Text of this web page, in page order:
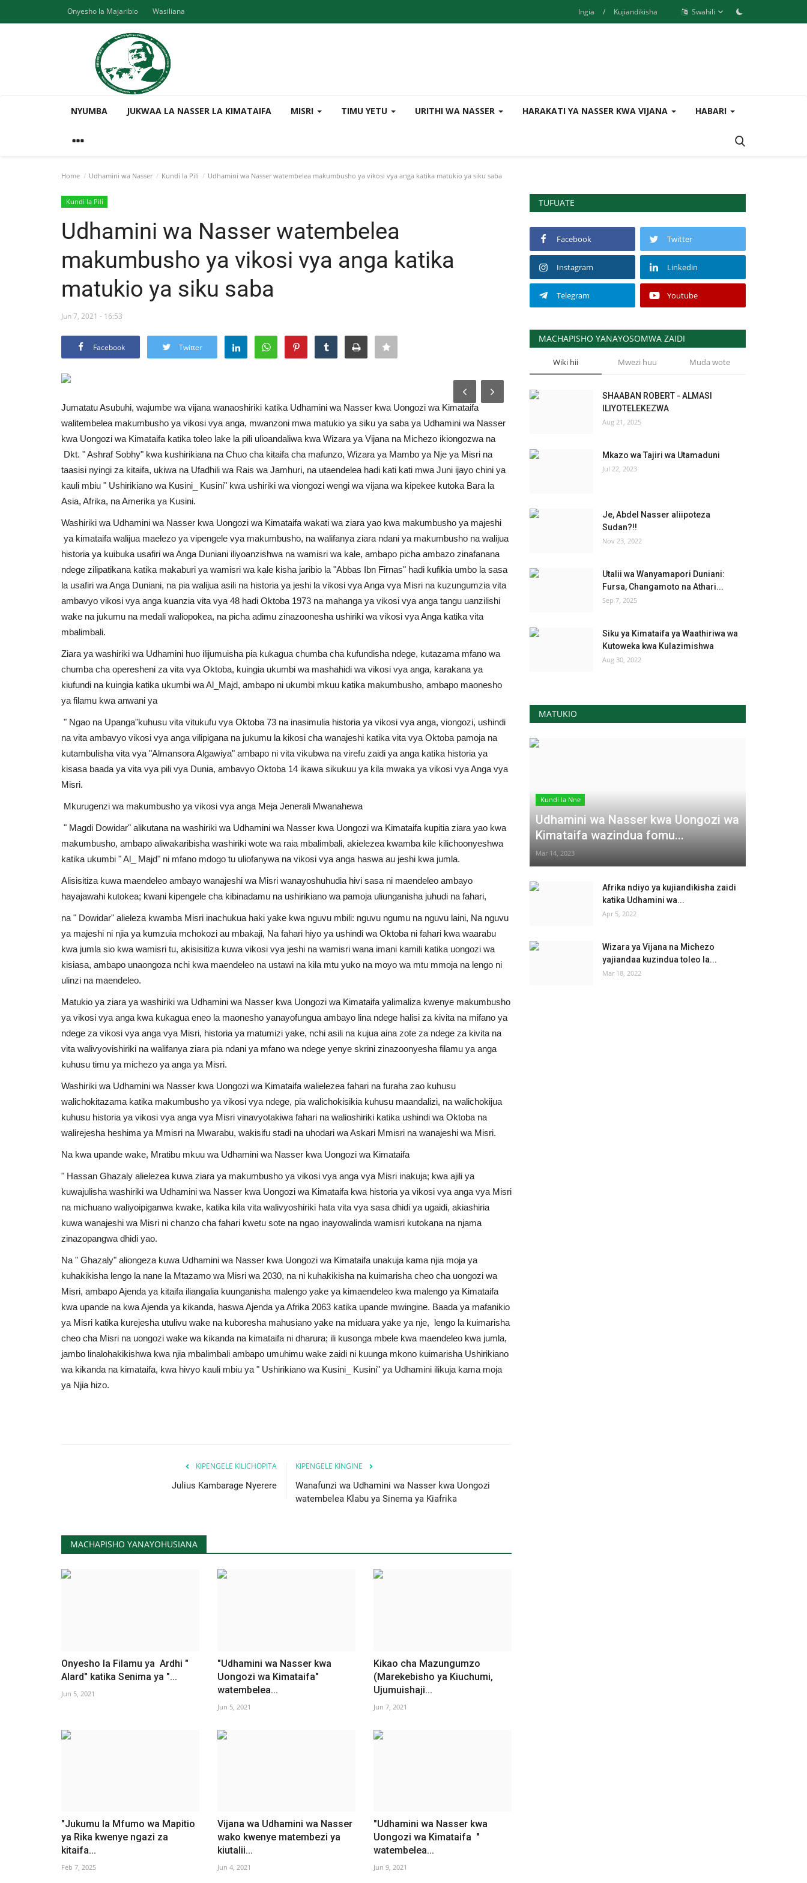
Onyesho la Majaribio Wasiliana Ingia / Kujiandikisha Swahili
NYUMBA JUKWAA LA NASSER LA KIMATAIFA MISRI TIMU YETU URITHI WA NASSER HARAKATI YA NASSER KWA VIJANA HABARI
Home Udhamini wa Nasser Kundi la Pili Udhamini wa Nasser watembelea makumbusho ya vikosi vya anga katika matukio ya siku saba
Kundi la Pili
Udhamini wa Nasser watembelea
makumbusho ya vikosi vya anga katika
matukio ya siku saba
Jun 7, 2021 - 16:53
Facebook Twitter
Jumatatu Asubuhi, wajumbe wa vijana wanaoshiriki katika Udhamini wa Nasser kwa Uongozi wa Kimataifa
walitembelea makumbusho ya vikosi vya anga, mwanzoni mwa matukio ya siku ya saba ya Udhamini wa Nasser
kwa Uongozi wa Kimataifa katika toleo lake la pili ulioandaliwa kwa Wizara ya Vijana na Michezo ikiongozwa na
Dkt. " Ashraf Sobhy" kwa kushirikiana na Chuo cha kitaifa cha mafunzo, Wizara ya Mambo ya Nje ya Misri na
taasisi nyingi za kitaifa, ukiwa na Ufadhili wa Rais wa Jamhuri, na utaendelea hadi kati kati mwa Juni ijayo chini ya
kauli mbiu " Ushirikiano wa Kusini_ Kusini" kwa ushiriki wa viongozi wengi wa vijana wa kipekee kutoka Bara la
Asia, Afrika, na Amerika ya Kusini.
Washiriki wa Udhamini wa Nasser kwa Uongozi wa Kimataifa wakati wa ziara yao kwa makumbusho ya majeshi
ya kimataifa walijua maelezo ya vipengele vya makumbusho, na walifanya ziara ndani ya makumbusho na walijua
historia ya kuibuka usafiri wa Anga Duniani iliyoanzishwa na wamisri wa kale, ambapo picha ambazo zinafanana
ndege zilipatikana katika makaburi ya wamisri wa kale kisha jaribio la "Abbas Ibn Firnas" hadi kufikia umbo la sasa
la usafiri wa Anga Duniani, na pia walijua asili na historia ya jeshi la vikosi vya Anga vya Misri na kuzungumzia vita
ambavyo vikosi vya anga kuanzia vita vya 48 hadi Oktoba 1973 na mahanga ya vikosi vya anga tangu uanzilishi
wake na jukumu na medali waliopokea, na picha adimu zinazoonesha ushiriki wa vikosi vya Anga katika vita
mbalimbali.
Ziara ya washiriki wa Udhamini huo ilijumuisha pia kukagua chumba cha kufundisha ndege, kutazama mfano wa
chumba cha operesheni za vita vya Oktoba, kuingia ukumbi wa mashahidi wa vikosi vya anga, karakana ya
kiufundi na kuingia katika ukumbi wa Al_Majd, ambapo ni ukumbi mkuu katika makumbusho, ambapo maonesho
ya filamu kwa anwani ya
" Ngao na Upanga"kuhusu vita vitukufu vya Oktoba 73 na inasimulia historia ya vikosi vya anga, viongozi, ushindi
na vita ambavyo vikosi vya anga vilipigana na jukumu la kikosi cha wanajeshi katika vita vya Oktoba pamoja na
kutambulisha vita vya "Almansora Algawiya" ambapo ni vita vikubwa na virefu zaidi ya anga katika historia ya
kisasa baada ya vita vya pili vya Dunia, ambavyo Oktoba 14 ikawa sikukuu ya kila mwaka ya vikosi vya Anga vya
Misri.
Mkurugenzi wa makumbusho ya vikosi vya anga Meja Jenerali Mwanahewa
" Magdi Dowidar" alikutana na washiriki wa Udhamini wa Nasser kwa Uongozi wa Kimataifa kupitia ziara yao kwa
makumbusho, ambapo aliwakaribisha washiriki wote wa raia mbalimbali, akielezea kwamba kile kilichoonyeshwa
katika ukumbi " Al_ Majd" ni mfano mdogo tu uliofanywa na vikosi vya anga haswa au jeshi kwa jumla.
Alisisitiza kuwa maendeleo ambayo wanajeshi wa Misri wanayoshuhudia hivi sasa ni maendeleo ambayo
hayajawahi kutokea; kwani kipengele cha kibinadamu na ushirikiano wa pamoja uliunganisha juhudi na fahari,
na " Dowidar" alieleza kwamba Misri inachukua haki yake kwa nguvu mbili: nguvu ngumu na nguvu laini, Na nguvu
ya majeshi ni njia ya kumzuia mchokozi au mbakaji, Na fahari hiyo ya ushindi wa Oktoba ni fahari kwa waarabu
kwa jumla sio kwa wamisri tu, akisisitiza kuwa vikosi vya jeshi na wamisri wana imani kamili katika uongozi wa
kisiasa, ambapo unaongoza nchi kwa maendeleo na ustawi na kila mtu yuko na moyo wa mtu mmoja na lengo ni
ulinzi na maendeleo.
Matukio ya ziara ya washiriki wa Udhamini wa Nasser kwa Uongozi wa Kimataifa yalimaliza kwenye makumbusho
ya vikosi vya anga kwa kukagua eneo la maonesho yanayofungua ambayo lina ndege halisi za kivita na mifano ya
ndege za vikosi vya anga vya Misri, historia ya matumizi yake, nchi asili na kujua aina zote za ndege za kivita na
vita walivyovishiriki na walifanya ziara pia ndani ya mfano wa ndege yenye skrini zinazoonyesha filamu ya anga
kuhusu timu ya michezo ya anga ya Misri.
Washiriki wa Udhamini wa Nasser kwa Uongozi wa Kimataifa walielezea fahari na furaha zao kuhusu
walichokitazama katika makumbusho ya vikosi vya ndege, pia walichokisikia kuhusu maandalizi, na walichokijua
kuhusu historia ya vikosi vya anga vya Misri vinavyotakiwa fahari na walioshiriki katika ushindi wa Oktoba na
walirejesha heshima ya Mmisri na Mwarabu, wakisifu stadi na uhodari wa Askari Mmisri na wanajeshi wa Misri.
Na kwa upande wake, Mratibu mkuu wa Udhamini wa Nasser kwa Uongozi wa Kimataifa
" Hassan Ghazaly alielezea kuwa ziara ya makumbusho ya vikosi vya anga vya Misri inakuja; kwa ajili ya
kuwajulisha washiriki wa Udhamini wa Nasser kwa Uongozi wa Kimataifa kwa historia ya vikosi vya anga vya Misri
na michuano waliyoipiganwa kwake, katika kila vita walivyoshiriki hata vita vya sasa dhidi ya ugaidi, akiashiria
kuwa wanajeshi wa Misri ni chanzo cha fahari kwetu sote na ngao inayowalinda wamisri kutokana na njama
zinazopangwa dhidi yao.
Na " Ghazaly" aliongeza kuwa Udhamini wa Nasser kwa Uongozi wa Kimataifa unakuja kama njia moja ya
kuhakikisha lengo la nane la Mtazamo wa Misri wa 2030, na ni kuhakikisha na kuimarisha cheo cha uongozi wa
Misri, ambapo Ajenda ya kitaifa iliangalia kuunganisha malengo yake ya kimaendeleo kwa malengo ya Kimataifa
kwa upande na kwa Ajenda ya kikanda, haswa Ajenda ya Afrika 2063 katika upande mwingine. Baada ya mafanikio
ya Misri katika kurejesha utulivu wake na kuboresha mahusiano yake na miduara yake ya nje, lengo la kuimarisha
cheo cha Misri na uongozi wake wa kikanda na kimataifa ni dharura; ili kusonga mbele kwa maendeleo kwa jumla,
jambo linalohakikishwa kwa njia mbalimbali ambapo umuhimu wake zaidi ni kuunga mkono kuimarisha Ushirikiano
wa kikanda na kimataifa, kwa hivyo kauli mbiu ya " Ushirikiano wa Kusini_ Kusini" ya Udhamini ilikuja kama moja
ya Njia hizo.
KIPENGELE KILICHOPITA
Julius Kambarage Nyerere
KIPENGELE KINGINE
Wanafunzi wa Udhamini wa Nasser kwa Uongozi
watembelea Klabu ya Sinema ya Kiafrika
MACHAPISHO YANAYOHUSIANA
Onyesho la Filamu ya Ardhi "
Alard" katika Senima ya "...
Jun 5, 2021
"Udhamini wa Nasser kwa
Uongozi wa Kimataifa"
watembelea...
Jun 5, 2021
Kikao cha Mazungumzo
(Marekebisho ya Kiuchumi,
Ujumuishaji...
Jun 7, 2021
"Jukumu la Mfumo wa Mapitio
ya Rika kwenye ngazi za
kitaifa...
Feb 7, 2025
Vijana wa Udhamini wa Nasser
wako kwenye matembezi ya
kiutalii...
Jun 4, 2021
"Udhamini wa Nasser kwa
Uongozi wa Kimataifa "
watembelea...
Jun 9, 2021
TUFUATE
Facebook Twitter
Instagram Linkedin
Telegram Youtube
MACHAPISHO YANAYOSOMWA ZAIDI
Wiki hii Mwezi huu Muda wote
SHAABAN ROBERT - ALMASI
ILIYOTELEKEZWA
Aug 21, 2025
Mkazo wa Tajiri wa Utamaduni
Jul 22, 2023
Je, Abdel Nasser aliipoteza
Sudan?!!
Nov 23, 2022
Utalii wa Wanyamapori Duniani:
Fursa, Changamoto na Athari...
Sep 7, 2025
Siku ya Kimataifa ya Waathiriwa wa
Kutoweka kwa Kulazimishwa
Aug 30, 2022
MATUKIO
Kundi la Nne
Udhamini wa Nasser kwa Uongozi wa
Kimataifa wazindua fomu...
Mar 14, 2023
Afrika ndiyo ya kujiandikisha zaidi
katika Udhamini wa...
Apr 5, 2022
Wizara ya Vijana na Michezo
yajiandaa kuzindua toleo la...
Mar 18, 2022